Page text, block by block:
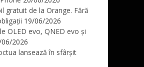
gratuit de la Orange. Fără
19/06/2026
OLED evo, QNED evo și
2026
lansează în sfârșit